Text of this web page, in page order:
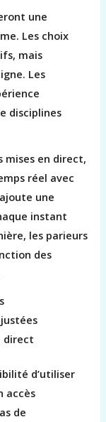
une
Les choix
mais
Les
disciplines
mises en direct,
réel avec
une
instant
les parieurs
des
direct
d’utiliser
accès
de